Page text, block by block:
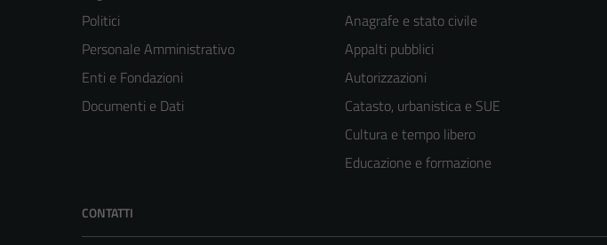
Politici
Personale Amministrativo
Enti e Fondazioni
Documenti e Dati
Anagrafe e stato civile
Appalti pubblici
Autorizzazioni
Catasto, urbanistica e SUE
Cultura e tempo libero
Educazione e formazione
CONTATTI